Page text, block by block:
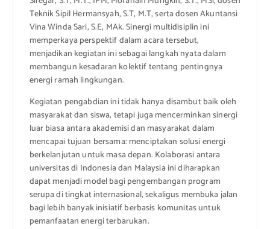
Teknik Sipil Hermansyah, S.T, M.T, serta dosen Akuntansi
Vina Winda Sari, S.E, MAk. Sinergi multidisiplin ini
memperkaya perspektif dalam acara tersebut,
menjadikan kegiatan ini sebagai langkah nyata dalam
membangun kesadaran kolektif tentang pentingnya
energi ramah lingkungan.
Kegiatan pengabdian ini tidak hanya disambut baik oleh
masyarakat dan siswa, tetapi juga mencerminkan sinergi
luar biasa antara akademisi dan masyarakat dalam
mencapai tujuan bersama: menciptakan solusi energi
berkelanjutan untuk masa depan. Kolaborasi antara
universitas di Indonesia dan Malaysia ini diharapkan
dapat menjadi model bagi pengembangan program
serupa di tingkat internasional, sekaligus membuka jalan
bagi lebih banyak inisiatif berbasis komunitas untuk
pemanfaatan energi terbarukan.